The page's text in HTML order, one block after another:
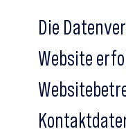
Die
Website